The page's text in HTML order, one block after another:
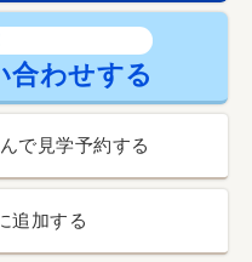
合わせする
で見学予約する
追加する